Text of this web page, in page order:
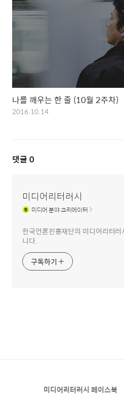
나를 깨우는 한 줄 (10월 2주차)
2016.10.14
댓글 0
미디어리터러시
미디어분야 크리에이터
한국언론진흥재단의 미디어리터러
니다.
구독하기
미디어리터러시 페이스북